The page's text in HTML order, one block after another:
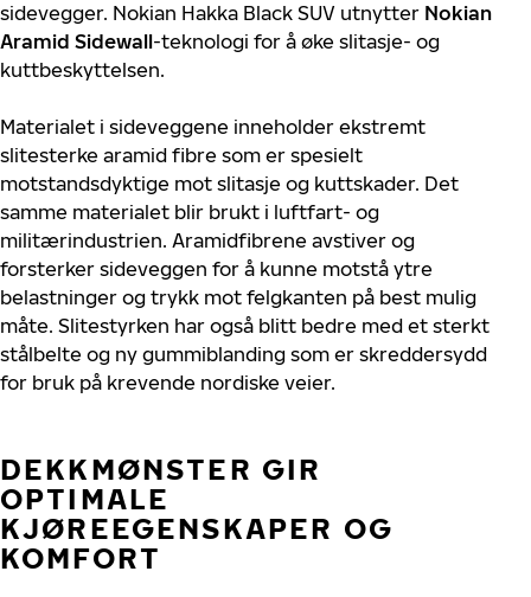
sidevegger. Nokian Hakka Black SUV utnytter Nokian
Aramid Sidewall-teknologi for å øke slitasje- og
kuttbeskyttelsen.
Materialet i sideveggene inneholder ekstremt
slitesterke aramid fibre som er spesielt
motstandsdyktige mot slitasje og kuttskader. Det
samme materialet blir brukt i luftfart- og
militærindustrien. Aramidfibrene avstiver og
forsterker sideveggen for å kunne motstå ytre
belastninger og trykk mot felgkanten på best mulig
måte. Slitestyrken har også blitt bedre med et sterkt
stålbelte og ny gummiblanding som er skreddersydd
for bruk på krevende nordiske veier.
DEKKMØNSTER GIR
OPTIMALE
KJØREEGENSKAPER OG
KOMFORT